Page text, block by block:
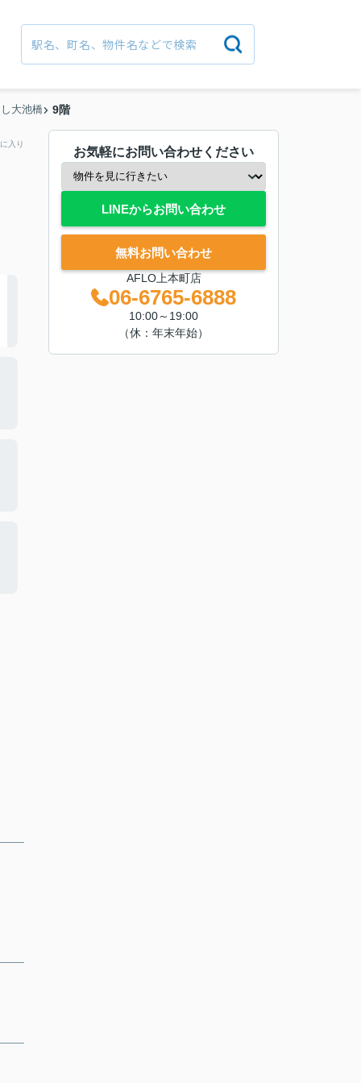
大池橋 9階
入り
お気軽にお問い合わせください
LINEからお問い合わせ
無料お問い合わせ
AFLO上本町店
06-6765-6888
10:00～19:00
（休：年末年始）